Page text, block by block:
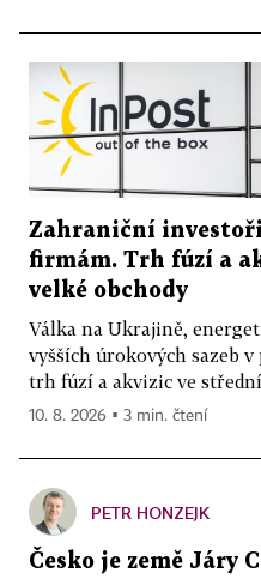
Zahraniční
firmám. Trh fúzí a
velké obchody
Válka na Ukrajině,
vyšších úrokových sazeb
trh fúzí a akvizic ve
10. 8. 2026 ▪ 3 min. čtení
PETR HONZEJK
Česko je země Járy